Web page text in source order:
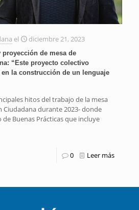
el diciembre 21, 2023
proyección de mesa de
“Este proyecto colectivo
la construcción de un lenguaje
hitos del trabajo de la mesa
Ciudadana durante 2023- donde
Buenas Prácticas que incluye
0 Leer más